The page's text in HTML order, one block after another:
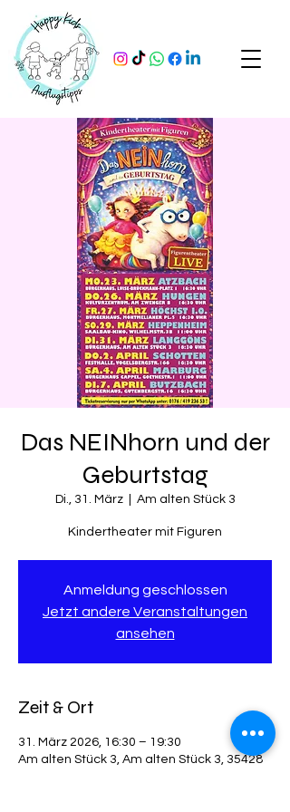
Das NEINhorn und der
Geburtstag
Di., 31. März
  |
Am alten Stück 3
Kindertheater mit Figuren
Anmeldung geschlossen
Jetzt andere Veranstaltungen
ansehen
Zeit & Ort
31. März 2026, 16:30 – 19:30
Am alten Stück 3, Am alten Stück 3, 35428